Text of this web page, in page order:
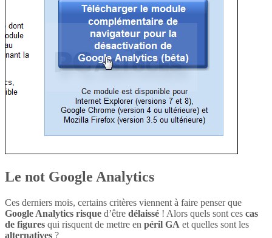
Le not Google Analytics
Ces derniers mois, certains critères viennent à faire penser que
Google Analytics risque d’être délaissé ! Alors quels sont ces cas
de figures qui risquent de mettre en péril GA et quelles sont les
alternatives ?